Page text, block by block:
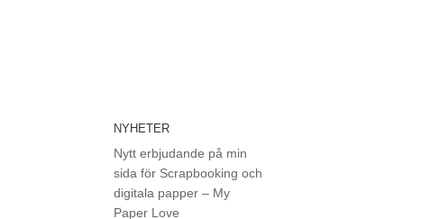
NYHETER
Nytt erbjudande på min
sida för Scrapbooking och
digitala papper – My
Paper Love